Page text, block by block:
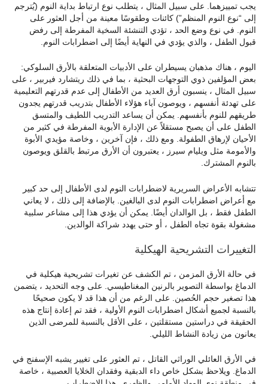
يجب تمييزهما. على سبيل المثال ، يتطلب نوع ارتباط بداية النوم (يُترجم
إلى “نوع النوم المنظم”) كائنات وطقوسًا معينة من أجل العثور على
النوم. في نوع وضع الحد ، تؤدي التنشئة السخية المفرطة إلى رفض
قبول الطفل ، والذي يؤدي في النهاية أيضًا إلى اضطرابات النوم.
اليوم ، هناك مذهبان يسيطران على الأدبيات المتعلقة بالأرق السلوكي:
بعض المؤلفين ذوي التوجهات البحثية ، بما في ذلك ريتشارد فيربير ، على
سبيل المثال ، ينسبون أرق العديد من الأطفال إلى عدم قدرتهم التعليمية
على تهدئة أنفسهم ، ويوصون آباء هؤلاء الأطفال بتدريب قدرتهم يجدون
طريقهم للنوم بأنفسهم. يمكن أن يساعد التدريب اللطيف والمتسق
الطفل على أن يصبح مستقلاً عن الإدارة الأبوية المفرطة في كثير من
الأحيان لإرهاق الطفولة. ومع ذلك ، فإن آخرين ، وخاصة مؤيدي الأبوة
والأمومة مثل ويليام سيرز ، يعتبرون أن الأرق مرتبط بالقلق ويوصون
بالنوم المشترك.
تتشابه الأعراض السريرية لاضطرابات النوم لدى الأطفال إلى حد كبير
مع أعراض اضطرابات النوم لدى البالغين. بالإضافة إلى ذلك ، لا يعاني
الطفل فقط ، بل الوالدان أيضًا. يمكن أن يؤدي هذا إلى مشاعر سلبية
مشغولة بقوة تجاه الطفل ، أو حتى يهدد شراكة الوالدين.
التغييرات التشريحية الهيكلية
في حالة الأرق المزمن ، تم الكشف عن تغيرات تشريحية هيكلية في
الدماغ بواسطة التصوير بالرنين المغناطيسي. على وجه التحديد ، يتضمن
هذا تصغير حجم الحُصين. على الرغم من أن هذا قد لا يكون صحيحًا
بالنسبة لجميع أشكال اضطرابات النوم الأولية ، فقد تم إعادة إنتاج هذه
الحقيقة في دراستين مستقلتين ، على الأقل بالنسبة للمرضى الذين
يعانون من زيادة النشاط الليلي.
في الأرق العائلي الوراثي القاتل ، تم العثور على تغيير يشبه الإسفنج في
الدماغ. ويلاحظ بشكل خاص داء الدبقية وفقدان الخلايا العصبية ، خاصة